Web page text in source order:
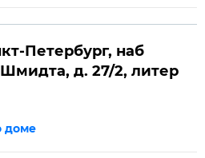
Петербург, наб
д. 27/2, литер
доме